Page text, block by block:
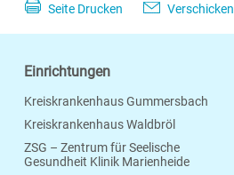
Seite Drucken Verschicken
Einrichtungen
Kreiskrankenhaus Gummersbach
Kreiskrankenhaus Waldbröl
ZSG – Zentrum für Seelische
Gesundheit Klinik Marienheide